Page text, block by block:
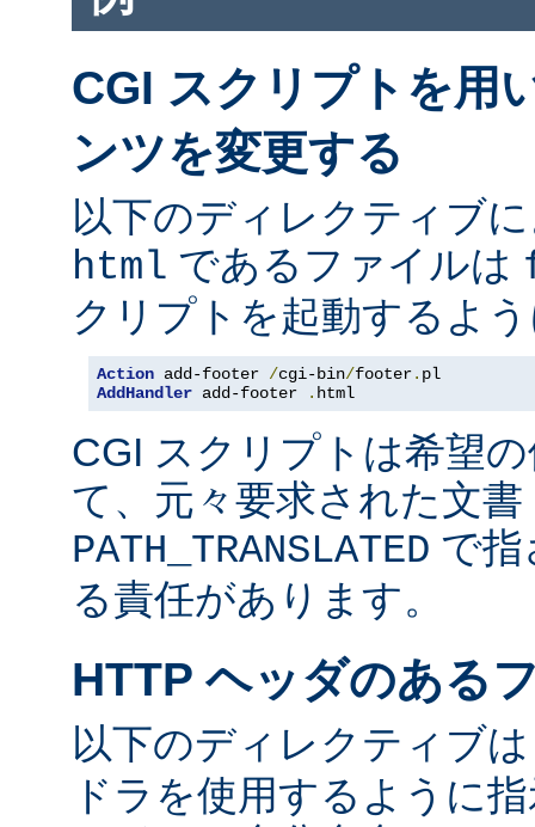
CGI スクリプトを用
ンツを変更する
以下のディレクティブ
html であるファイルは
クリプトを起動するよ
Action add-footer /cgi-bin/footer.
AddHandler add-footer . html
CGI スクリプトは希望
て、元々要求された文書
PATH_TRANSLATED で指
る責任があります。
HTTP ヘッダのある
以下のディレクティブ
ドラを使用するように